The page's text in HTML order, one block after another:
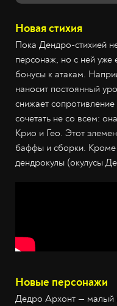
Новая стихия
Пока Дендро-стихией
персонаж, но с ней уже
бонусы к атакам.
наносит постоянный
снижает
сочетать не со всем:
Крио и Гео. Этот
баффы и сборки. Кроме
дендрокулы (окулусы
Новые персонажи
Дедро Архонт — малый